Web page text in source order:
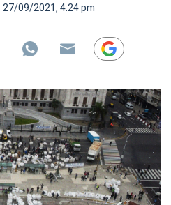
27/09/2021, 4:24 pm